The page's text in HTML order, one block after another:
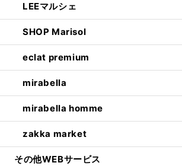
LEEマルシェ
SHOP Marisol
eclat premium
mirabella
mirabella homme
zakka market
その他WEBサービス